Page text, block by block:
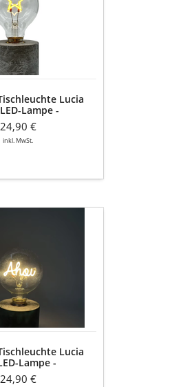
Lucia
Lampe -
24,90 €
inkl. MwSt.
Lucia
Lampe -
24,90 €